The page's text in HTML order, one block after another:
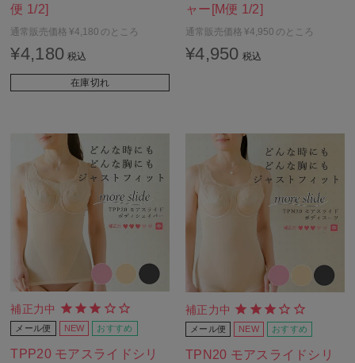
便 1/2]
通常販売価格 ¥4,180 のところ
¥4,180 税込
在庫切れ
ャー[M便 1/2]
通常販売価格 ¥4,950 のところ
¥4,950 税込
TPP20 モアスライドシリ
補正力中
メール便 NEW おすすめ
TPN20 モアスライドシリ
補正力中
メール便 NEW おすすめ